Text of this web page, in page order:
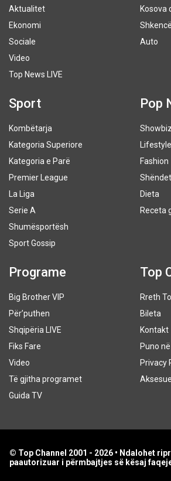
Aktualitet
Ekonomi
Sociale
Video
Top News LIVE
Kosova
Auto
Sport
Kombëtarja
Kategoria Superiore
Kategoria e Parë
Premier League
La Liga
Serie A
Shumësportësh
Sport Gossip
Pop
Showbiz
Lifestyle
Fashion
Dieta
Receta
Programe
Big Brother VIP
Për’puthen
Shqipëria LIVE
Fiks Fare
Video
Të gjitha programet
Guida TV
Top
Rreth
Bileta
Kontakt
Puno
Privacy
© Top Channel 2001 - 2026 • Ndalohet
paautorizuar i përmbajtjes së kësaj